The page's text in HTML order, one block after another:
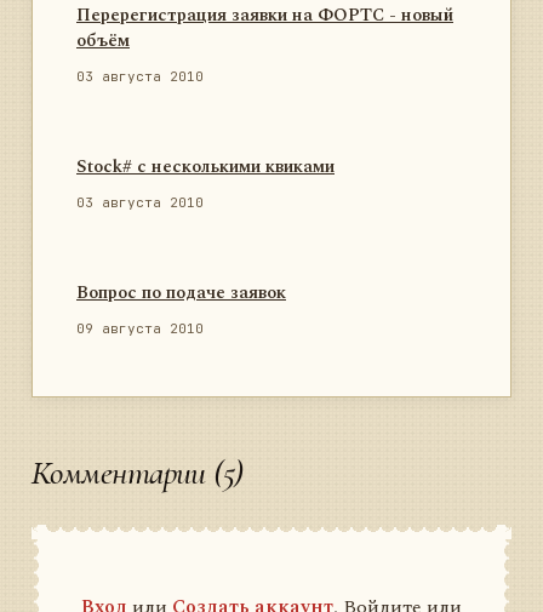
Перерегистрация заявки на ФОРТС - новый
объём
03 августа 2010
Stock# с несколькими квиками
03 августа 2010
Вопрос по подаче заявок
09 августа 2010
Комментарии (5)